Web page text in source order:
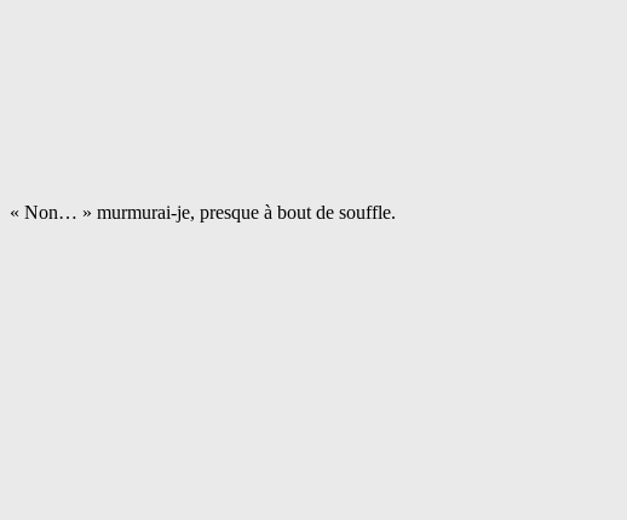
« Non… » murmurai-je, presque à bout de souffle.